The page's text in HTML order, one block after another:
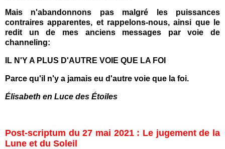
Mais n'abandonnons pas malgré les puissances
contraires apparentes, et rappelons-nous, ainsi que
le
redit un de mes anciens messages par voie de
channeling:
IL N'Y A PLUS D'AUTRE VOIE QUE LA FOI
Parce qu'il n'y a jamais eu d'autre voie que la foi.
Élisabeth en Luce des Étoiles
Post-scriptum du 27 mai 2021 : Le jugement de la
Lune et du Soleil